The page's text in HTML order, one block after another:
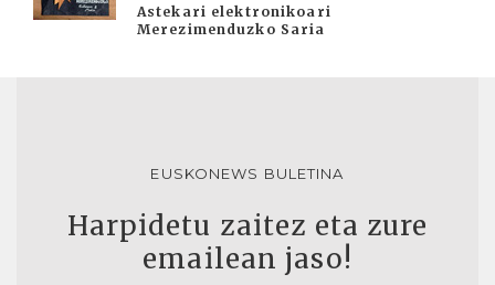
Astekari elektronikoari
Merezimenduzko Saria
EUSKONEWS BULETINA
Harpidetu zaitez eta zure
emailean jaso!